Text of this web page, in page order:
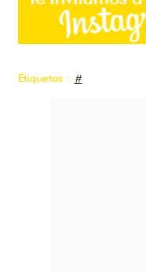
Etiquetas : #